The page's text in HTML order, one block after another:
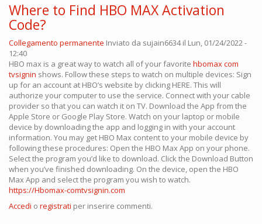
Where to Find HBO MAX Activation
Code?
Collegamento permanente Inviato da sujain6634il Lun, 01/24/2022 -
12:40
HBO max is a great way to watch all of your favorite hbomax com
tvsignin shows. Follow these steps to watch on multiple devices: Sign
up for an account at HBO’s website by clicking HERE. This will
authorize your computer to use the service. Connect with your cable
provider so that you can watch it on TV. Download the App from the
Apple Store or Google Play Store. Watch on your laptop or mobile
device by downloading the app and logging in with your account
information. You may get HBO Max content to your mobile device by
following these procedures: Open the HBO Max App on your phone.
Select the program you’d like to download. Click the Download Button
when you’ve finished downloading. On the device, open the HBO
Max App and select the program you wish to watch.
https://Hbomax-comtvsignin.com
Accedi o registrati per inserire commenti.